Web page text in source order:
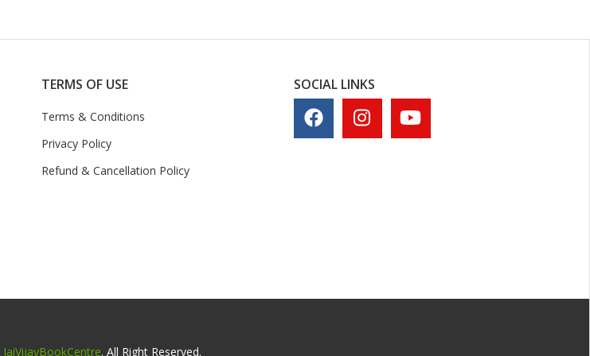
TERMS OF USE
Terms & Conditions
Privacy Policy
Refund & Cancellation Policy
SOCIAL LINKS
JaiVijayBookCentre. All Right Reserved.